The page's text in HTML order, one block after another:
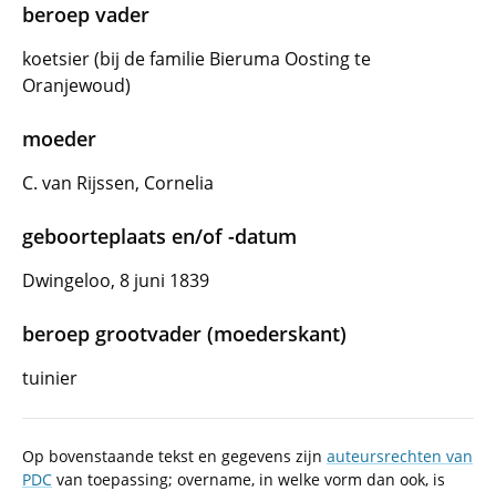
beroep vader
koetsier (bij de familie Bieruma Oosting te
Oranjewoud)
moeder
C. van Rijssen, Cornelia
geboorteplaats en/of -datum
Dwingeloo, 8 juni 1839
beroep grootvader (moederskant)
tuinier
Op bovenstaande tekst en gegevens zijn auteursrechten van
PDC van toepassing; overname, in welke vorm dan ook, is